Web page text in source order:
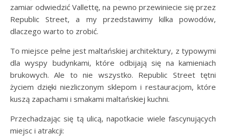
zamiar odwiedzić Vallettę, na pewno przewiniecie się przez
Republic Street, a my przedstawimy kilka powodów,
dlaczego warto to zrobić.
To miejsce pełne jest maltańskiej architektury, z typowymi
dla wyspy budynkami, które odbijają się na kamieniach
brukowych. Ale to nie wszystko. Republic Street tętni
życiem dzięki niezliczonym sklepom i restauracjom, które
kuszą zapachami i smakami maltańskiej kuchni.
Przechadzając się tą ulicą, napotkacie wiele fascynujących
miejsc i atrakcji: